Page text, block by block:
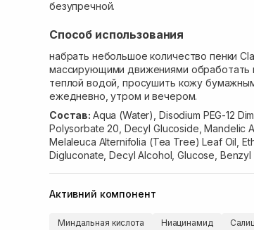
безупречной.
Способ использования
набрать небольшое количество пенки
массирующими движениями
теплой водой, просушить кожу
ежедневно, утром и вечером.
Состав: Aqua (Water), Disodium PEG-12
Polysorbate 20, Decyl Glucoside, Mandelic
Melaleuca Alternifolia (Tea Tree) Leaf Oil,
Digluconate, Decyl Alcohol, Glucose, Benzyl
Активний компонент
Миндальная кислота Ниацинамид